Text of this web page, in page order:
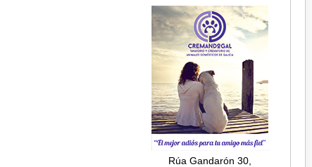
Rúa Gandarón 30,